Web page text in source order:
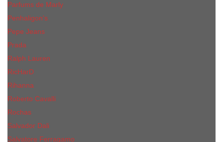
Parfums de Marly
Penhaligon's
Pepe Jeans
Prada
Ralph Lauren
RicHarD
Rihanna
Roberto Cavalli
Rochas
Salvador Dali
Salvatore Ferragamo